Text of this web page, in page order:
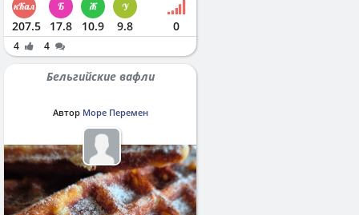
207.5 17.8 10.9 9.8 0
4 4
Бельгийские вафли
Автор Море Перемен